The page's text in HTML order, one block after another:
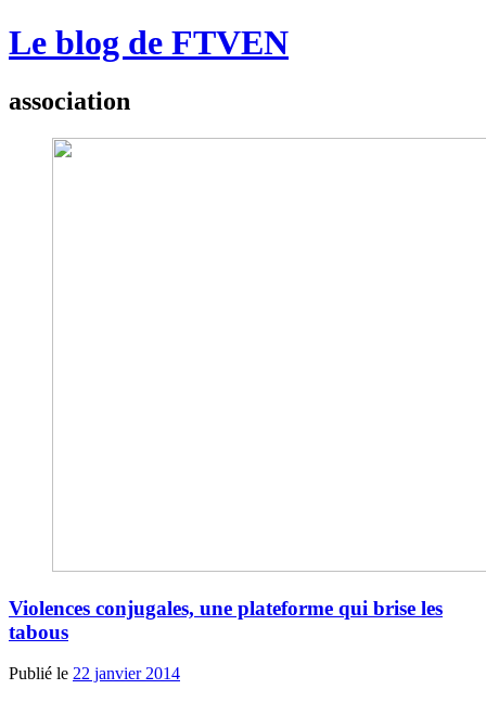
Le blog de FTVEN
association
Violences conjugales, une plateforme qui brise les
tabous
Publié le 22 janvier 2014